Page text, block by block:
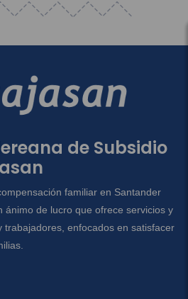
de Subsidio
familiar en Santander
ánimo de lucro que ofrece servicios y
trabajadores, enfocados en satisfacer